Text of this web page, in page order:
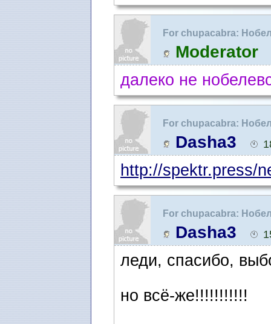
For chupacabra:
Moderator
далеко не
For chupacabra:
Dasha3
http://spektr.press/
For chupacabra:
Dasha3
леди, спасибо,
но всё-же!!!!!!!!!!!